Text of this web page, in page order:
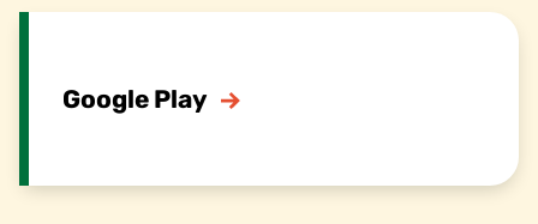
Google Play